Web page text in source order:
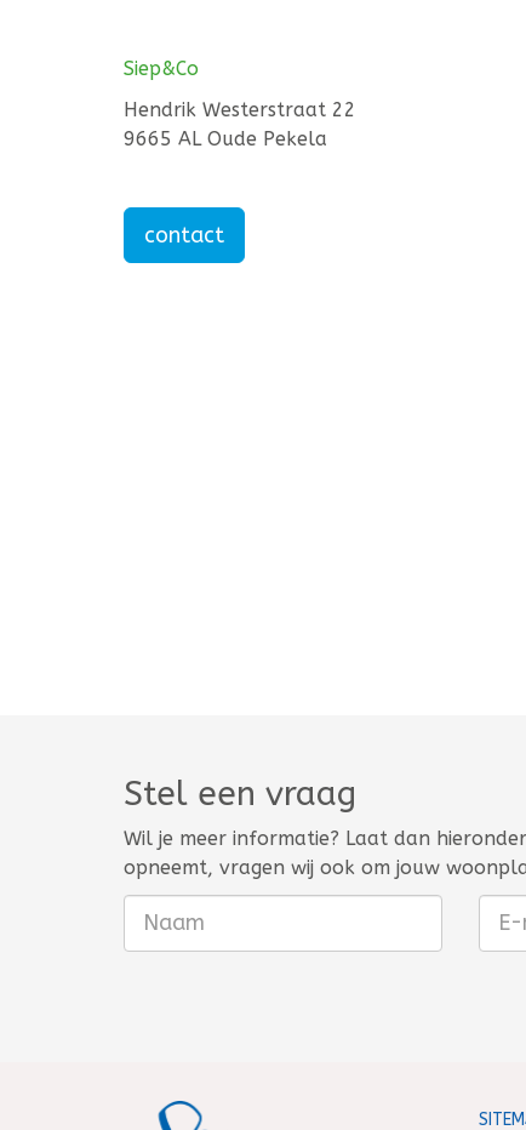
Siep&Co
Hendrik Westerstraat 22
9665 AL Oude Pekela
contact
Stel een vraag
Wil je meer informatie? Laat dan
opneemt, vragen wij ook om jouw